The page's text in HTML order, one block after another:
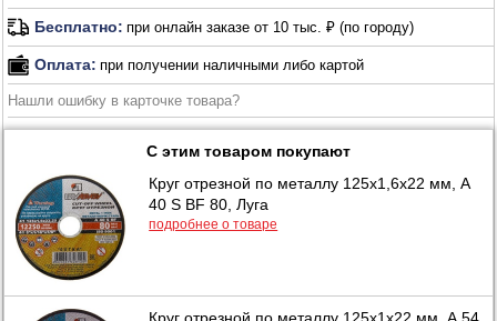
Бесплатно: при онлайн заказе от 10 тыс. ₽ (по городу)
Оплата: при получении наличными либо картой
Нашли ошибку в карточке товара?
С этим товаром покупают
Круг отрезной по металлу 125х1,6х22 мм, А
40 S BF 80, Луга
подробнее о товаре
Круг отрезной по металлу 125х1х22 мм, А 54